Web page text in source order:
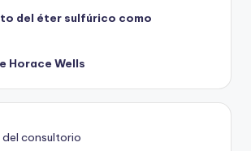
del éter sulfúrico como
Horace Wells
consultorio